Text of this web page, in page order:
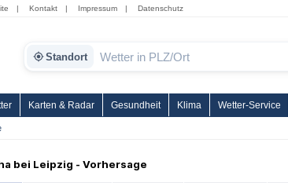
| Kontakt | Impressum | Datenschutz
Standort
Karten & Radar Gesundheit Klima Wetter-Service
bei Leipzig - Vorhersage